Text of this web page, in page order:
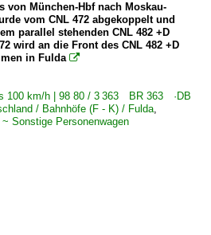
von München-Hbf nach Moskau-
vom CNL 472 abgekoppelt und
parallel stehenden CNL 482 +D
wird an die Front des CNL 482 +D
in Fulda 
100 km/h | 98 80 / 3 363 BR 363 ·DB
/ Bahnhöfe (F - K) / Fulda,
Sonstige Personenwagen